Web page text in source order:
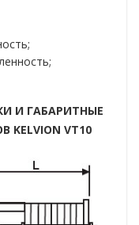
И ГАБАРИТНЫЕ
VT10